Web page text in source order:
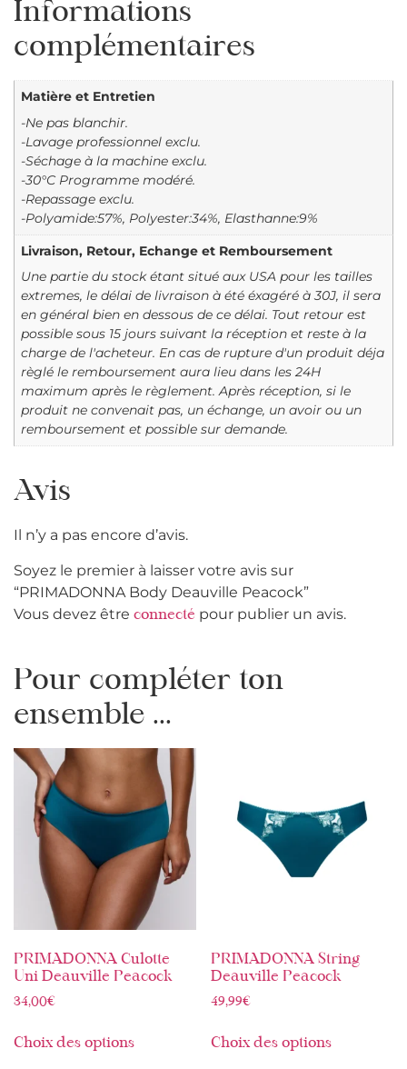
Informations
complémentaires
Matière et Entretien
-Ne pas blanchir.
-Lavage professionnel exclu.
-Séchage à la machine exclu.
-30°C Programme modéré.
-Repassage exclu.
-Polyamide:57%, Polyester:34%, Elasthanne:9%
Livraison, Retour, Echange et Remboursement
Une partie du stock étant situé aux USA pour les tailles
extremes, le délai de livraison à été éxagéré à 30J, il sera
en général bien en dessous de ce délai. Tout retour est
possible sous 15 jours suivant la réception et reste à la
charge de l'acheteur. En cas de rupture d'un produit déja
règlé le remboursement aura lieu dans les 24H
maximum après le règlement. Après réception, si le
produit ne convenait pas, un échange, un avoir ou un
remboursement et possible sur demande.
Avis
Il n’y a pas encore d’avis.
Soyez le premier à laisser votre avis sur
“PRIMADONNA Body Deauville Peacock”
Vous devez être connecté pour publier un avis.
Pour compléter ton
ensemble ...
PRIMADONNA Culotte
Uni Deauville Peacock
34,00€
Choix des options
PRIMADONNA String
Deauville Peacock
49,99€
Choix des options